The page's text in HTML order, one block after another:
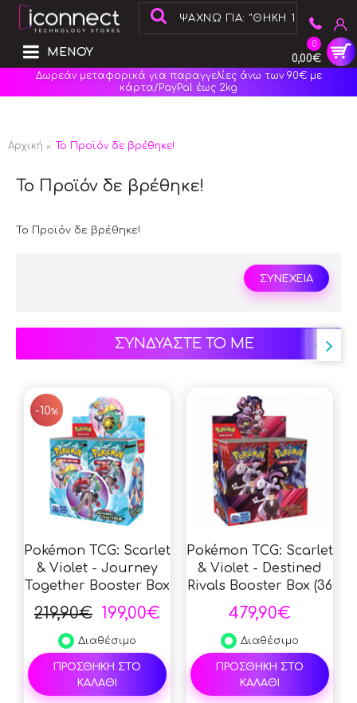
0
0,00€
ΜΕΝΟΥ
Δωρεάν μεταφορικά για παραγγελίες άνω των 90€ με
κάρτα/PayPal έως 2kg
Αρχική Το Προϊόν δε βρέθηκε!
Το Προϊόν δε βρέθηκε!
Το Προϊόν δε βρέθηκε!
ΣΥΝΕΧΕΙΑ
ΣΥΝΔΥΑΣΤΕ ΤΟ ΜΕ
-10%
Pokémon TCG: Scarlet
& Violet - Journey
Together Booster Box
(36 Packs)
219,90€ 199,00€
Διαθέσιμο
ΠΡΟΣΘΗΚΗ ΣΤΟ
ΚΑΛΑΘΙ
Pokémon TCG: Scarlet
& Violet - Destined
Rivals Booster Box (36
Packs)
479,90€
Διαθέσιμο
ΠΡΟΣΘΗΚΗ ΣΤΟ
ΚΑΛΑΘΙ